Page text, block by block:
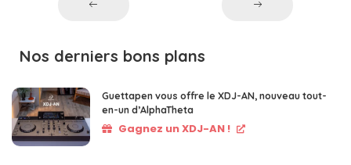
Nos derniers bons plans
Guettapen vous offre le XDJ-AN, nouveau tout-
en-un d’AlphaTheta
Gagnez un XDJ-AN !